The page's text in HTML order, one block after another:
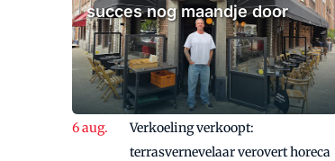
succes nog maandje door
Verkoeling verkoopt:
terrasvernevelaar verovert horeca